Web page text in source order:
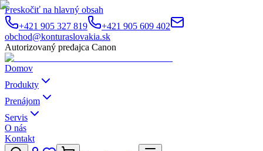
Preskočiť na hlavný obsah
+421 905 327 819
+421 905 609 402
obchod@konturaslovakia.sk
Autorizovaný predajca Canon
Domov
Produkty
Prenájom
Servis
O nás
Kontakt